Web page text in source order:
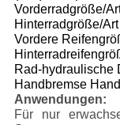
Vorderradgröße/
Hinterradgröße/
Vordere
Rad-hydraulische
Handbremse
Anwendungen:
Für nur